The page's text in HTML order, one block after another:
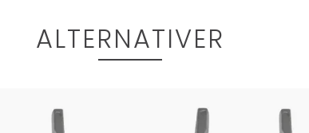
ALTERNATIVER